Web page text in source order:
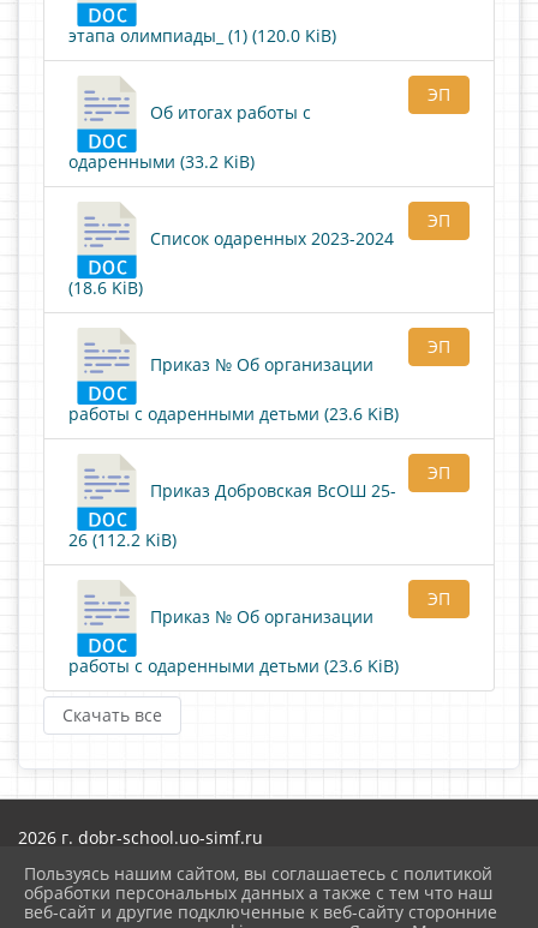
этапа олимпиады_ (1) (120.0 KiB)
Об итогах работы с
одаренными (33.2 KiB)
ЭП
Список одаренных 2023-2024
(18.6 KiB)
ЭП
Приказ № Об организации
работы с одаренными детьми (23.6 KiB)
ЭП
Приказ Добровская ВсОШ 25-
26 (112.2 KiB)
ЭП
Приказ № Об организации
работы с одаренными детьми (23.6 KiB)
ЭП
Скачать все
2026 г. dobr-school.uo-simf.ru
Карта сайта
Политика обработки персональных данных
Пользуясь нашим сайтом, вы соглашаетесь с политикой
обработки персональных данных а также с тем что наш
веб-сайт и другие подключенные к веб-сайту сторонние